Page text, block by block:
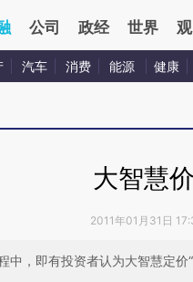
公司 政经 世界
汽车 消费 能源 健康
大智慧
2011年01月31日
中，即有投资者认为大智慧定价